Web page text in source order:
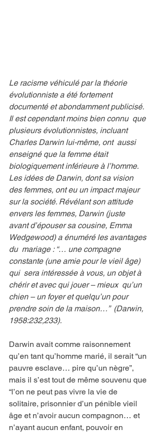
Le racisme véhiculé par la théorie
évolutionniste a été fortement
documenté et abondamment publicisé.
Il est cependant moins bien connu  que
plusieurs évolutionnistes, incluant
Charles Darwin lui-même, ont  aussi
enseigné que la femme était
biologiquement inférieure à l’homme.
Les idées de Darwin, dont sa vision
des femmes, ont eu un impact majeur
sur la société. Révélant son attitude
envers les femmes, Darwin (juste
avant d’épouser sa cousine, Emma
Wedgewood) a énuméré les avantages
du  mariage : “… une compagne
constante (une amie pour le vieil âge)
qui  sera intéressée à vous, un objet à
chérir et avec qui jouer – mieux  qu’un
chien – un foyer et quelqu’un pour
prendre soin de la maison…”  (Darwin,
1958:232,233).
Darwin avait comme raisonnement
qu’en tant qu’homme marié, il serait “un
pauvre esclave… pire qu’un nègre”,
mais il s’est tout de même souvenu que
“l’on ne peut pas vivre la vie de
solitaire, prisonnier d’un pénible vieil
âge et n’avoir aucun compagnon… et
n’ayant aucun enfant, pouvoir en